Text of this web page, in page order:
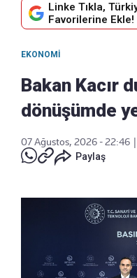
Linke Tıkla,
Favorilerine Ekle!
EKONOMI
Bakan Kacır
dönüşümde
07 Ağustos, 2026 - 22:46
Paylaş